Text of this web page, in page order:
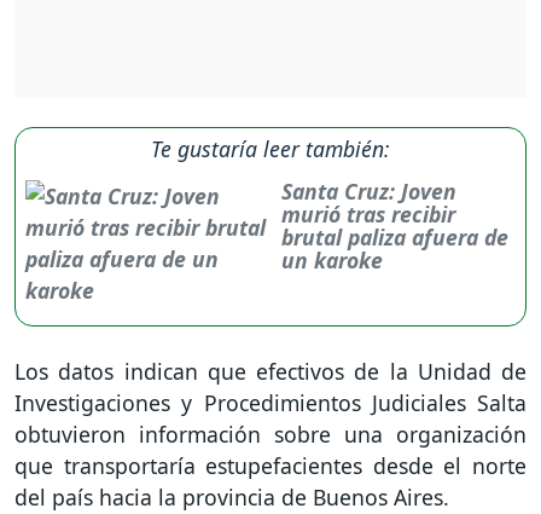
Te gustaría leer también:
Santa Cruz: Joven
murió tras recibir
brutal paliza afuera de
un karoke
Los datos indican que efectivos de la Unidad de
Investigaciones y Procedimientos Judiciales Salta
obtuvieron información sobre una organización
que transportaría estupefacientes desde el norte
del país hacia la provincia de Buenos Aires.